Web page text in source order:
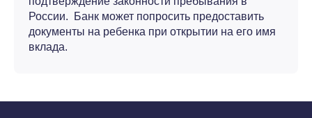
России. Банк может попросить предоставить
документы на ребенка при открытии на его имя
вклада.